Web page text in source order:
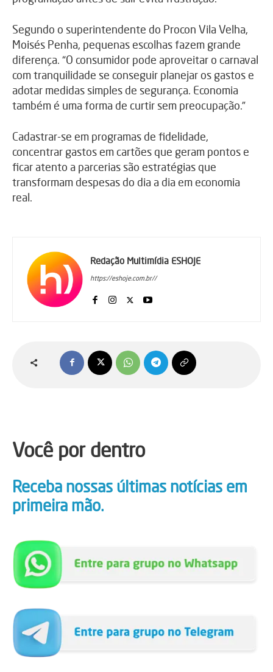
Segundo o superintendente do Procon Vila Velha,
Moisés Penha, pequenas escolhas fazem grande
diferença. “O consumidor pode aproveitar o carnaval
com tranquilidade se conseguir planejar os gastos e
adotar medidas simples de segurança. Economia
também é uma forma de curtir sem preocupação.”
Cadastrar-se em programas de fidelidade,
concentrar gastos em cartões que geram pontos e
ficar atento a parcerias são estratégias que
transformam despesas do dia a dia em economia
real.
Redação Multimídia ESHOJE
https://eshoje.com.br//
Você por dentro
Receba nossas últimas notícias em
primeira mão.